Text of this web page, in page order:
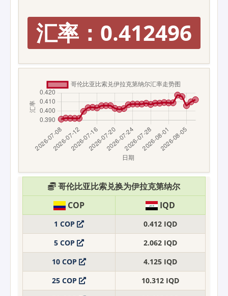
汇率：0.412496
哥伦比亚比索兑换为伊拉克第纳尔
COP
IQD
1 COP
0.412 IQD
5 COP
2.062 IQD
10 COP
4.125 IQD
25 COP
10.312 IQD